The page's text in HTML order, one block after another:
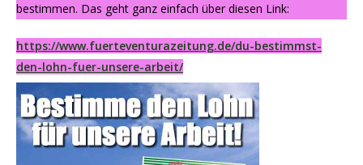
bestimmen. Das geht ganz einfach über diesen Link:
https://www.fuerteventurazeitung.de/du-bestimmst-
den-lohn-fuer-unsere-arbeit/